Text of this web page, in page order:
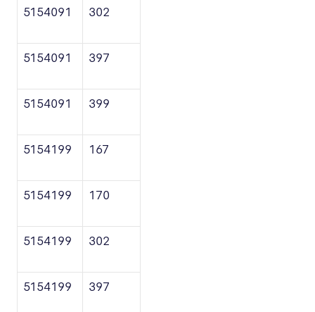
5154091 302
5154091 397
5154091 399
5154199 167
5154199 170
5154199 302
5154199 397